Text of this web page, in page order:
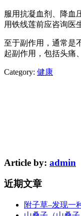
服用抗凝血剂、降血
用铁线莲前应咨询医
至于副作用，通常是
起副作用，包括头痛
Category: 健康
Article by: admin
近期文章
附子草–发现一